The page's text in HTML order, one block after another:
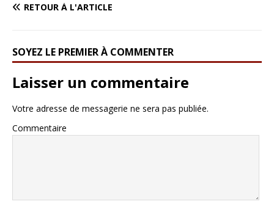
RETOUR À L'ARTICLE
SOYEZ LE PREMIER À COMMENTER
Laisser un commentaire
Votre adresse de messagerie ne sera pas publiée.
Commentaire